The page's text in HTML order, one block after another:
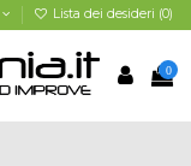
Lista dei desideri (0)
0